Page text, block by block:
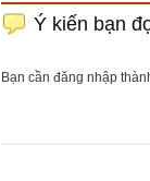
Ý kiến bạn
Bạn cần đăng nhập